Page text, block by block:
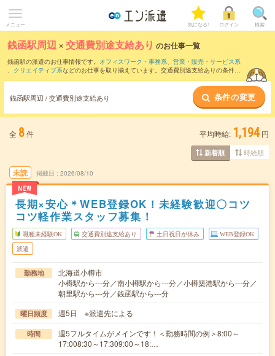
メニュー 気になる! ログイン 検索
銭函駅周辺 ×交通費別途支給あり のお仕事一覧
銭函駅の派遣のお仕事情報です。 オフィスワーク・事務系、 営業・販売・サービス系
、 クリエイティブ系などのお仕事を取り揃えています。交通費別途支給ありの条件の
銭函駅周辺 / 交通費別途支給あり 条件の変更
全 8件 平均時給: 1,194 円
新着順 時給順
未読
NEW
掲載日 2026/08/10
長期×安心＊WEB登録OK！未経験歓迎〇コツ
コツ軽作業スタッフ募集！
職種未経験OK 交通費別途支給あり 土日祝日が休み WEB登録OK
派遣
勤務地
北海道小樽市
小樽駅から---分／南小樽駅から---分／小樽築港駅から---分／
朝里駅から---分／銭函駅から---分
曜日頻度 週5日 ※派遣先による
時間
週5フルタイムがメインです！＜勤務時間の例＞8:00～
17:008:30～17:309:00～18:…